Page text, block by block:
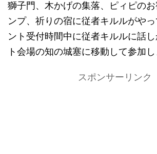
獅子門、木かげの集落、ピィピの
ンプ、祈りの宿に従者キルルがや
ント受付時間中に従者キルルに話
ト会場の知の城塞に移動して参加し
スポンサーリンク